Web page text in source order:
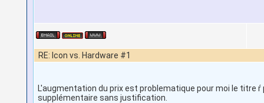
RE: Icon vs. Hardware #1
L'augmentation du prix est problematique pour moi le titre ŕ
supplémentaire sans justification.